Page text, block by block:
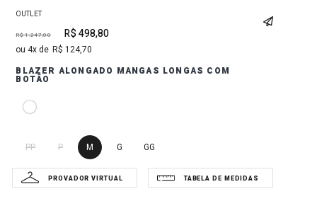
OUTLET
R$ 1.247,00 R$498,80
4 R$ 124,70
BLAZER ALONGADO MANGAS LONGAS COM
BOTÃO
PP P M G GG